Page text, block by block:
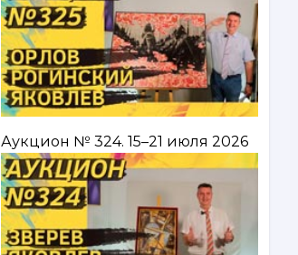
Аукцион № 324. 15–21 июля 2026